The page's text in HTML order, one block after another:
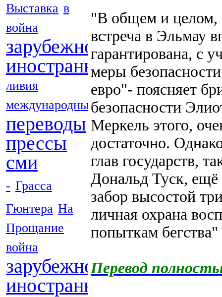
Выставка в
война
зарубежной
иностранных
ливия
международные
переводы
прессы
сми
- Грасса
Гюнтера На
Прощание
война
зарубежной
иностранных
"В общем и целом,
встреча в Эльмау
гарантирована, с
меры
евро"- поясняет
безопасности
Меркель этого,
достаточно.
глав государств,
Дональд Туск,
забор высостой
личная охрана
попыткам бегства"
Перевод